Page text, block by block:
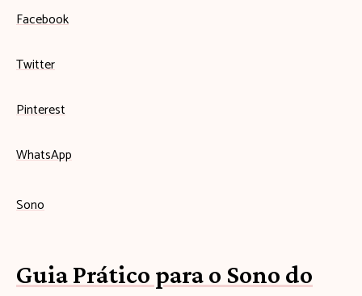
Facebook
Twitter
Pinterest
WhatsApp
Sono
Guia Prático para o Sono do